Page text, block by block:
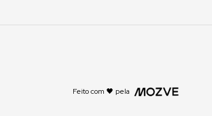
Feito com 🖤 pela